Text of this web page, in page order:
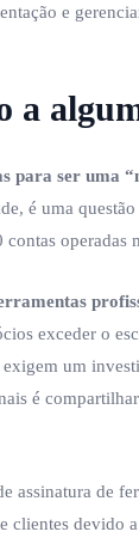
e
a
para ser uma
é uma
contas
exceder o
um
é
assinatura de
clientes devido